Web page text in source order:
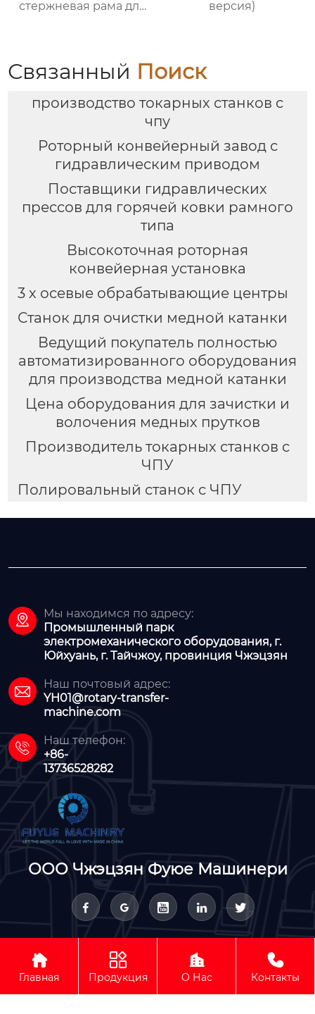
стержневая рама для
версия)
Связанный Поиск
производство токарных станков с
чпу
Роторный конвейерный завод с
гидравлическим приводом
Поставщики гидравлических
прессов для горячей ковки рамного
типа
Высокоточная роторная
конвейерная установка
3 х осевые обрабатывающие центры
Станок для очистки медной катанки
Ведущий покупатель полностью
автоматизированного оборудования
для производства медной катанки
Цена оборудования для зачистки и
волочения медных прутков
Производитель токарных станков с
ЧПУ
Полировальный станок с ЧПУ

Мы находимся по адресу:
Промышленный парк
электромеханического оборудования, г.
Юйхуань, г. Тайчжоу, провинция Чжэцзян

Наш почтовый адрес:
YH01@rotary-transfer-
machine.com

Наш телефон:
+86-
13736528282
ООО Чжэцзян Фуюе Машинери
    
Авторское право © ООО Чжэцзян Фуюе Машинери

Главная

Продукция

О Нас

Контакты